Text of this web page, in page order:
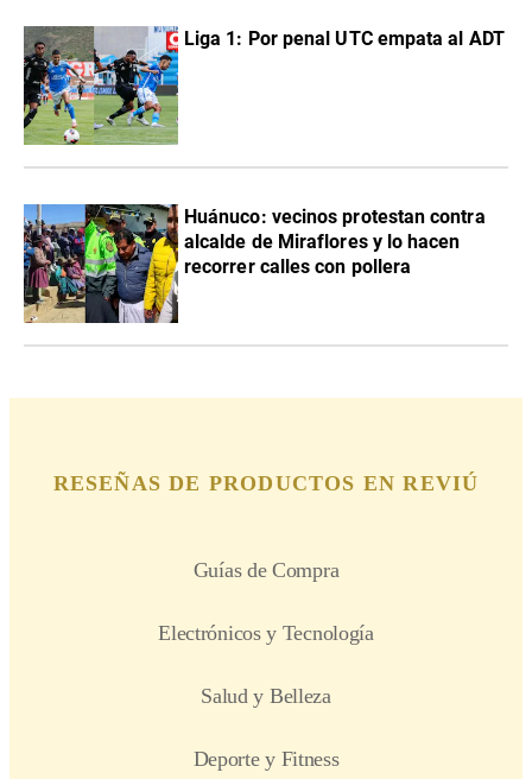
Liga 1: Por penal UTC empata al ADT
Huánuco: vecinos protestan contra
alcalde de Miraflores y lo hacen
recorrer calles con pollera